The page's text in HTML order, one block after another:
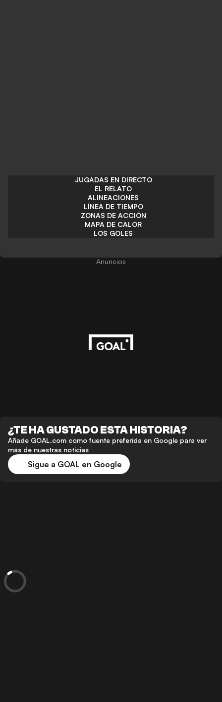
JUGADAS EN DIRECTO
EL RELATO
ALINEACIONES
LÍNEA DE TIEMPO
ZONAS DE ACCIÓN
MAPA DE CALOR
LOS GOLES
Anuncios
¿TE HA GUSTADO ESTA HISTORIA?
Añade GOAL.com como fuente preferida en Google para ver
más de nuestras noticias
Sigue a GOAL en Google